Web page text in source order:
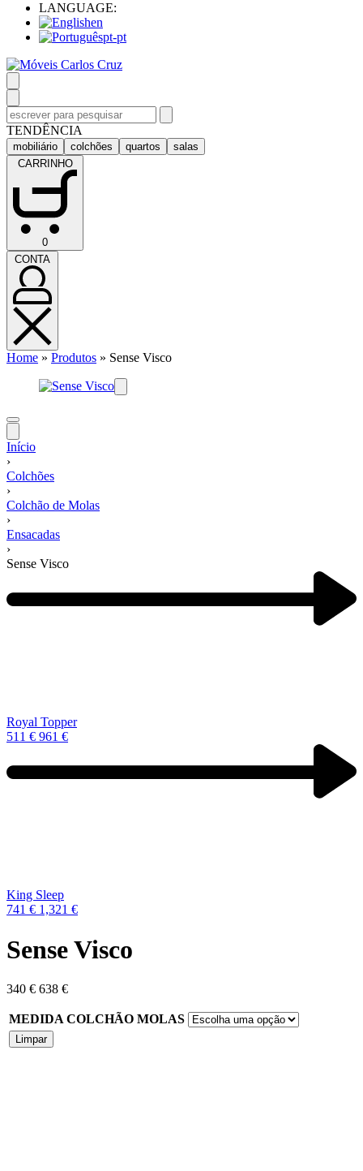
LANGUAGE:
en
pt-pt
Pesquisar
por:
TENDÊNCIA
mobiliário colchões quartos
salas
CARRINHO
0CARRINHO
(0)
CONTA
CONTA
Home » Produtos » Sense Visco
Início
›
Colchões
›
Colchão de Molas
›
Ensacadas
›
Sense Visco
de
produtos
Royal Topper
511 € 961 €
King Sleep
741 € 1,321 €
Sense Visco
340 € 638 €
MEDIDA COLCHÃO MOLAS
Limpar